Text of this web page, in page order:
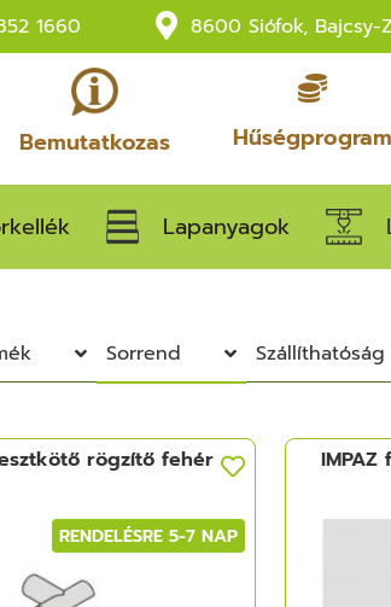
1660 8600 Siófok, Bajcsy-
Bemutatkozas Hűségprogram
Lapanyagok
Sorrend Szállíthatóság
RENDELÉSRE 5-7 NAP
rögzítő fehér IMPAZ